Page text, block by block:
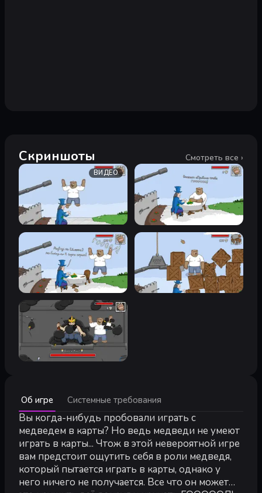
Скриншоты Смотреть все ›
ВИДЕО
Об игре Системные требования
Вы когда-нибудь пробовали играть с
медведем в карты? Но ведь медведи не умеют
играть в карты... Чтож в этой невероятной игре
вам предстоит ощутить себя в роли медведя,
который пытается играть в карты, однако у
него ничего не получается. Все что он может
Минимальные:
Минимальные:
ОС:Windows 10 / 11
Процессор:Intel Core i7 10700F 2.9 Ghz
Оперативная память:8000 MB ОЗУ
Видеокарта:6 GB GTX 1660 Ti or better
Место на диске:200 MB
Рекомендуемые: